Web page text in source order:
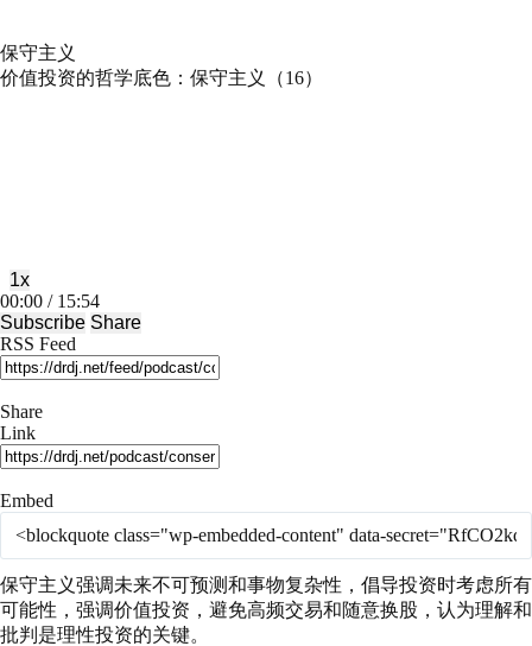
保守主义
价值投资的哲学底色：保守主义（16）
Mute/Unmute
Episode
Rewind
10
Seconds
1x
Fast
Forward
30
seconds
00:00 / 15:54
Subscribe Share
RSS Feed
Share
Link
Embed
保守主义强调未来不可预测和事物复杂性，倡导投资时考虑所有
可能性，强调价值投资，避免高频交易和随意换股，认为理解和
批判是理性投资的关键。